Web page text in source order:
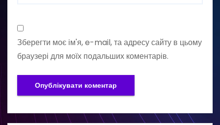
Зберегти моє ім'я, e-mail, та адресу сайту в цьому
браузері для моїх подальших коментарів.